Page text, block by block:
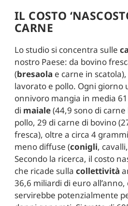
IL COSTO
CARNE
Lo studio si concentra sulle
nostro Paese: da bovino
(bresaola e carne in
lavorato e pollo. Ogni giorno
onnivoro mangia in media
di maiale(44,9 sono di carne
pollo, 29 di carne di bovino
fresca), oltre a circa 4
meno diffuse (conigli, cavalli,
Secondo la ricerca, il costo
che ricade sulla collettività
36,6 miliardi di euro
servirebbe potenzialmente